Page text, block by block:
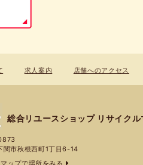
求人案内 店舗へのアクセス
総合リユースショップ リサイク
関市秋根西町1丁目6-14
ップで場所をみる